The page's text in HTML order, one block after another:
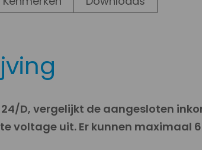
D, vergelijkt de aangesloten
voltage uit. Er kunnen maximaal